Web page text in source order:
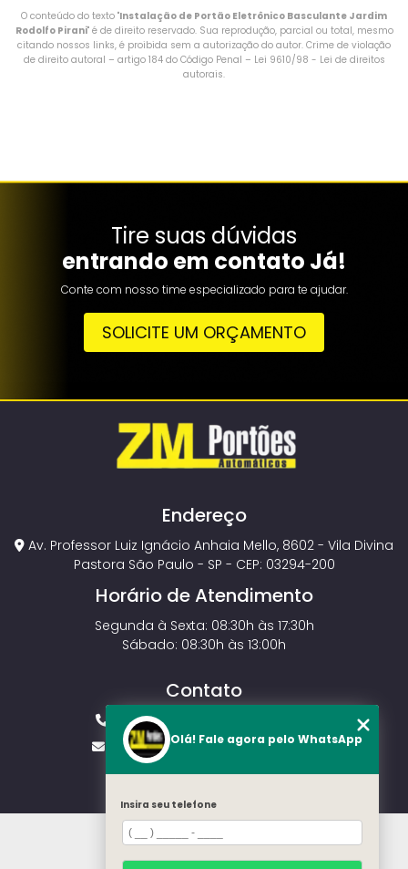
O conteúdo do texto "Instalação de Portão Eletrônico Basculante Jardim
Rodolfo Pirani" é de direito reservado. Sua reprodução, parcial ou total, mesmo
citando nossos links, é proibida sem a autorização do autor. Crime de violação
de direito autoral – artigo 184 do Código Penal – Lei 9610/98 - Lei de direitos
autorais.
Tire suas dúvidas
entrando em contato Já!
Conte com nosso time especializado para te ajudar.
SOLICITE UM ORÇAMENTO
Endereço
Av. Professor Luiz Ignácio Anhaia Mello, 8602 - Vila Divina
Pastora São Paulo - SP - CEP: 03294-200
Horário de Atendimento
Segunda à Sexta: 08:30h às 17:30h
Sábado: 08:30h às 13:00h
Contato
(11) 2143-4826
vendas.zmportoes@gmail.com
HOME
Olá! Fale agora pelo WhatsApp
Insira seu telefone